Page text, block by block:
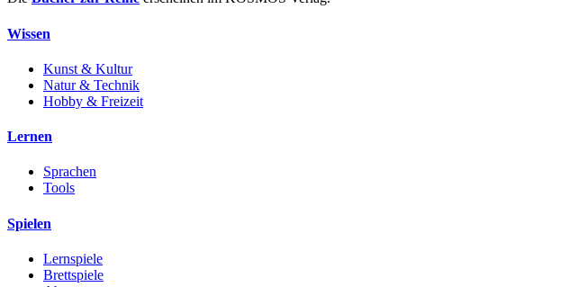
Wissen
Kunst & Kultur
Natur & Technik
Hobby & Freizeit
Lernen
Sprachen
Tools
Spielen
Lernspiele
Brettspiele